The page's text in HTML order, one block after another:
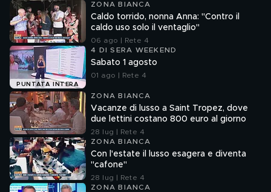
ZONA BIANCA
Caldo torrido, nonna Anna: "Contro il
caldo uso solo il ventaglio"
06 ago | Rete 4
PUNTATA INTERA
4 DI SERA WEEKEND
Sabato 1 agosto
01 ago | Rete 4
ZONA BIANCA
Vacanze di lusso a Saint Tropez, dove
due lettini costano 800 euro al giorno
28 lug | Rete 4
ZONA BIANCA
Con l'estate il lusso esagera e diventa
"cafone"
28 lug | Rete 4
ZONA BIANCA